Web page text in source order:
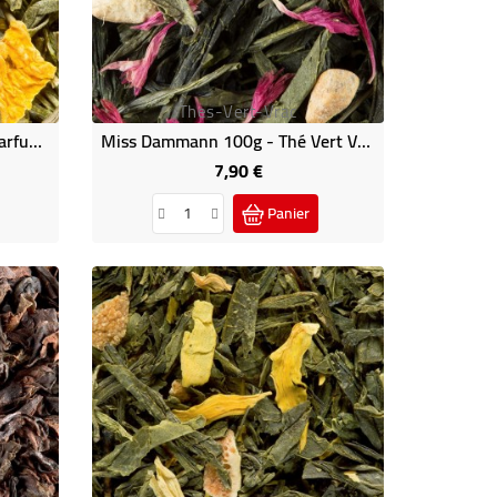
Jardin Vert 100g - Thé Vert Parfumé Vrac Dammann
Thes-Vert-Vrac
Miss Dammann 100g - Thé Vert Vrac Parfumé
7,90 €Prix
Panier